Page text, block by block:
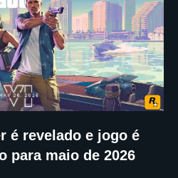
é revelado e jogo é
para maio de 2026